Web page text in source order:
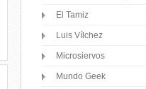
El Tamiz
Luis Vílchez
Microsiervos
Mundo Geek